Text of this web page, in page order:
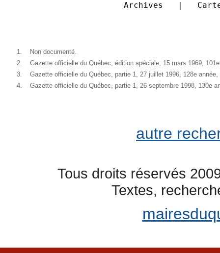
Archives   |
1.
Non documenté.
2.
Gazette officielle du Québec, édition spéciale, 15 mars 1969,
3.
Gazette officielle du Québec, partie 1, 27 juillet 1996, 128e
4.
Gazette officielle du Québec, partie 1, 26 septembre 1998, 130e
autre
Tous droits réservés
Textes,